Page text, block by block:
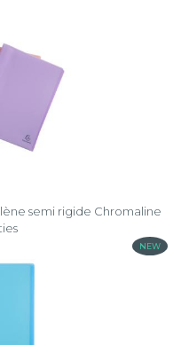
semi rigide Chromaline
NEW